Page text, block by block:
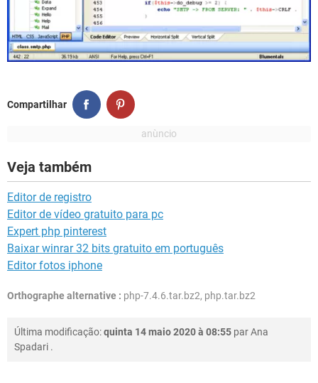
Compartilhar
Veja também
Editor de registro
Editor de vídeo gratuito para pc
Expert php pinterest
Baixar winrar 32 bits gratuito em português
Editor fotos iphone
Orthographe alternative : php-7.4.6.tar.bz2, php.tar.bz2
Última modificação:quinta 14 maio 2020 à 08:55 parAna
Spadari .